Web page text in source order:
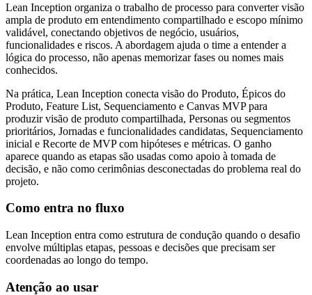
Lean Inception organiza o trabalho de processo para converter visão
ampla de produto em entendimento compartilhado e escopo mínimo
validável, conectando objetivos de negócio, usuários,
funcionalidades e riscos. A abordagem ajuda o time a entender a
lógica do processo, não apenas memorizar fases ou nomes mais
conhecidos.
Na prática, Lean Inception conecta visão do Produto, Épicos do
Produto, Feature List, Sequenciamento e Canvas MVP para
produzir visão de produto compartilhada, Personas ou segmentos
prioritários, Jornadas e funcionalidades candidatas, Sequenciamento
inicial e Recorte de MVP com hipóteses e métricas. O ganho
aparece quando as etapas são usadas como apoio à tomada de
decisão, e não como cerimônias desconectadas do problema real do
projeto.
Como entra no fluxo
Lean Inception entra como estrutura de condução quando o desafio
envolve múltiplas etapas, pessoas e decisões que precisam ser
coordenadas ao longo do tempo.
Atenção ao usar